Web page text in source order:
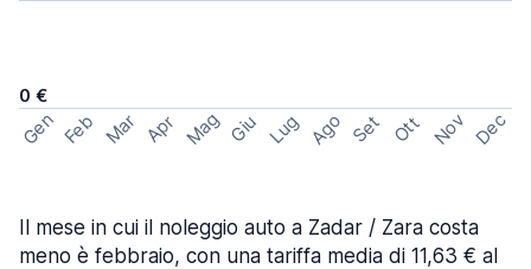
0 €
Gen Feb Mar Apr Mag Giu Lug Ago Set Ott Nov Dec
Il mese in cui il noleggio auto a Zadar / Zara costa
meno è febbraio, con una tariffa media di 11,63 € al